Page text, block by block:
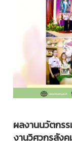
ผลงานนวัตกร
งานวิศวกรสัง